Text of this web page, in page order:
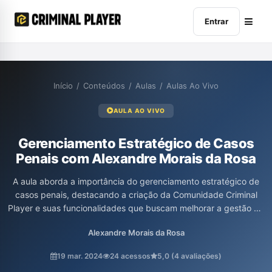
Entrar
Início / Conteúdos / Aulas / Aulas Ao Vivo
AULA AO VIVO
Gerenciamento Estratégico de Casos
Penais com Alexandre Morais da Rosa
A aula aborda a importância do gerenciamento estratégico de
casos penais, destacando a criação da Comunidade Criminal
Player e suas funcionalidades que buscam melhorar a gestão de
Alexandre Morais da Rosa enfatiza a necessidade de integrar
atitudes para a atuação eficiente no campo do Direito Penal,
Alexandre Morais da Rosa
19 mar. 2024 24 acessos 5,0 (4 avaliações)